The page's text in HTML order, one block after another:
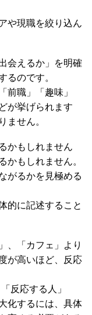
や現職を絞り込ん
会えるか」を明確
るのです。
前職」「趣味」
が挙げられます
ません。
かもしれません
かもしれません。
がるかを見極める
的に記述すること
、「カフェ」より
が高いほど、反応
反応する人」
化するには、具体